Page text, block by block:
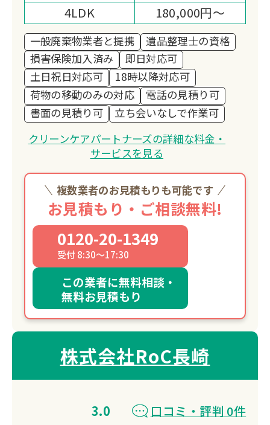
4LDK
180,000円～
一般廃棄物業者と提携
遺品整理士の資格
損害保険加入済み
即日対応可
土日祝日対応可
18時以降対応可
荷物の移動のみの対応
電話の見積り可
書面の見積り可
立ち会いなしで作業可
クリーンケアパートナーズの詳細な料金・
サービスを見る
複数業者のお見積もりも可能です
お見積もり・ご相談無料!
0120-20-1349
受付 8:30～17:30
この業者に無料相談・
無料お見積もり
株式会社RoC長崎
3.0
口コミ・評判 0件